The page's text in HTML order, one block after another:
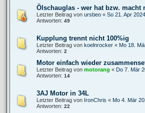
Ölschauglas - wer hat bzw. macht
Letzter Beitrag von ursbeo « So 21. Apr
Antworten: 49
Kupplung trennt nicht 100%ig
Letzter Beitrag von koelnrocker « Mo 18.
Antworten: 2
Motor einfach wieder
Letzter Beitrag von motorang « Do 7. Mär
Antworten: 14
3AJ Motor in 34L
Letzter Beitrag von IronChris « Mo 4. Mär
Antworten: 22